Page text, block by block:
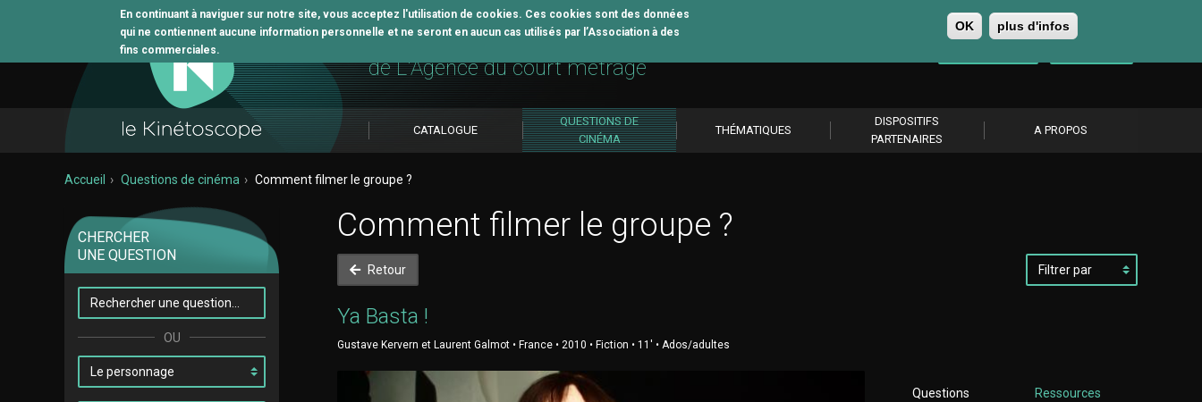
En continuant à naviguer sur notre site, vous acceptez l'utilisation de cookies. Ces cookies sont des données
qui ne contiennent aucune information personnelle et ne seront en aucun cas utilisés par l’Association à des
fins commerciales.
OK plus d'infos
L'outil pédagogique
de L'Agence du court métrage
CATALOGUE
QUESTIONS DE
CINÉMA
THÉMATIQUES
DISPOSITIFS
PARTENAIRES
A PROPOS
Accueil Questions de cinéma Comment filmer le groupe ?
CHERCHER
UNE QUESTION
Comment filmer le groupe ?
Retour
par
Ya Basta !
Gustave Kervern et Laurent Galmot • France • 2010 • Fiction • 11' • Ados/adultes
Questions Ressources